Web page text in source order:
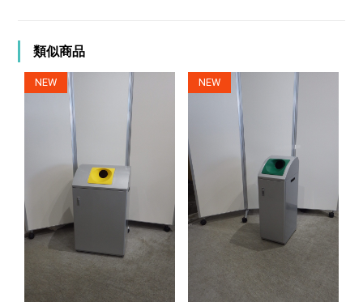
類似商品
NEW NEW